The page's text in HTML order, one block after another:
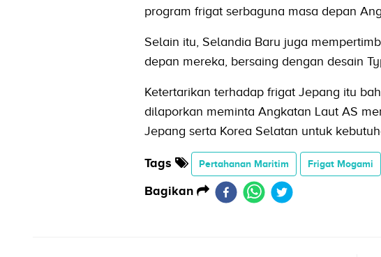
program frigat serbaguna masa depan
Selain itu, Selandia Baru juga
depan mereka, bersaing dengan desain
Ketertarikan terhadap frigat Jepang itu
dilaporkan meminta Angkatan Laut AS
Jepang serta Korea Selatan untuk
Tags Pertahanan Maritim Frigat Mogami
Bagikan